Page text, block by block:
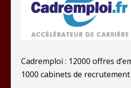
Cadremploi : 12000 offres
1000 cabinets de recrutement